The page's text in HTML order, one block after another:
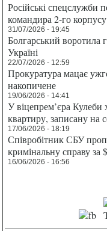
Російські спецслужби
командира 2-го
31/07/2026 - 19:45
Болгарський воротила
Україні
22/07/2026 - 12:59
Прокуратура мацає
накопичене
19/06/2026 - 14:41
У віцепрем’єра Кулеби
квартиру, записану на
17/06/2026 - 18:19
Співробітник СБУ
кримінальну справу за
16/06/2026 - 16:56